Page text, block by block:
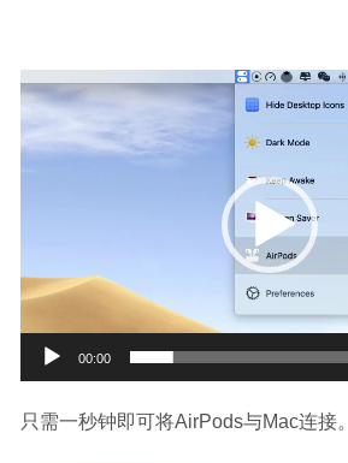
视
播
00:00
只需一秒钟即可将AirPods与Mac连接。